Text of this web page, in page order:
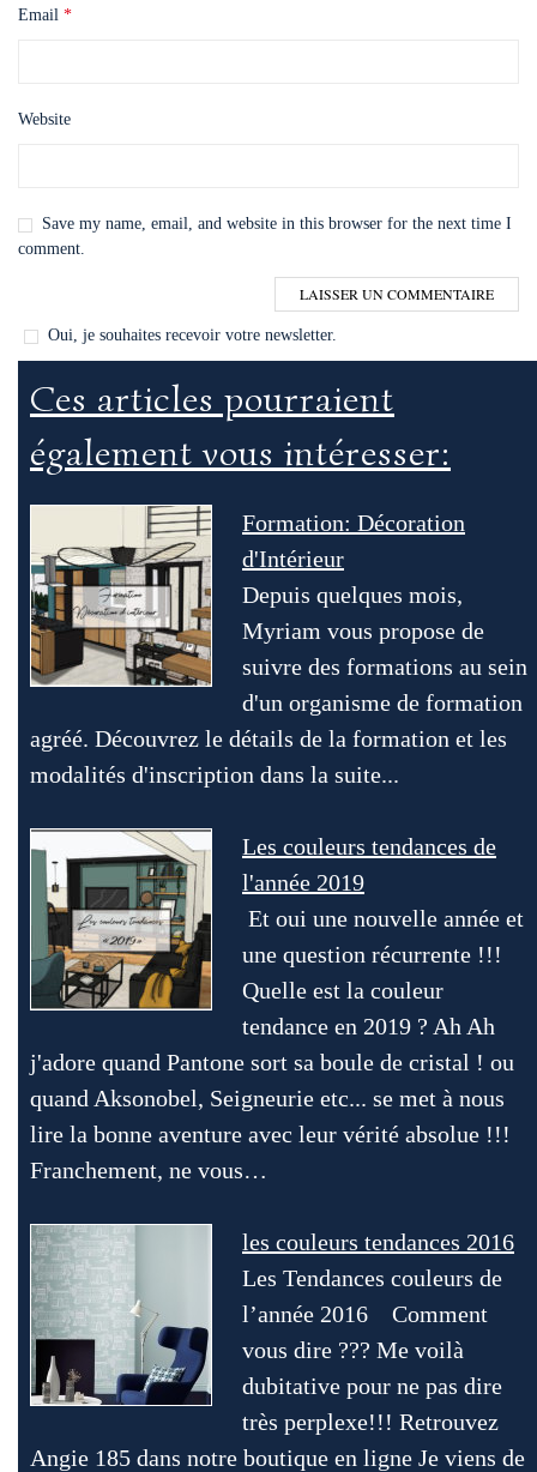
Email *
Website
Save my name, email, and website in this browser for the next time I
comment.
Oui, je souhaites recevoir votre newsletter.
Ces articles pourraient
également vous intéresser:
Formation: Décoration
d'Intérieur
Depuis quelques mois,
Myriam vous propose de
suivre des formations au sein
d'un organisme de formation
agréé. Découvrez le détails de la formation et les
modalités d'inscription dans la suite...
Les couleurs tendances de
l'année 2019
Et oui une nouvelle année et
une question récurrente !!!
Quelle est la couleur
tendance en 2019 ? Ah Ah
j'adore quand Pantone sort sa boule de cristal ! ou
quand Aksonobel, Seigneurie etc... se met à nous
lire la bonne aventure avec leur vérité absolue !!!
Franchement, ne vous…
les couleurs tendances 2016
Les Tendances couleurs de
l’année 2016 Comment
vous dire ??? Me voilà
dubitative pour ne pas dire
très perplexe!!! Retrouvez
Angie 185 dans notre boutique en ligne Je viens de